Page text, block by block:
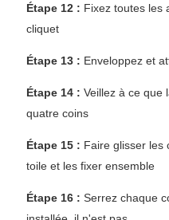
Étape 12 : Fixez toutes les
cliquet
Étape 13 : Enveloppez et
Étape 14 : Veillez à ce que
quatre coins
Étape 15 : Faire glisser les
toile et les fixer ensemble
Étape 16 : Serrez chaque